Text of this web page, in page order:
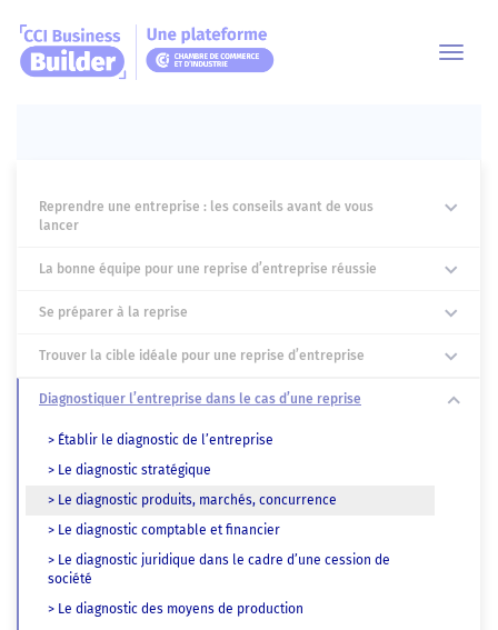
Reprendre une entreprise : les conseils avant de vous
lancer
La bonne équipe pour une reprise d’entreprise réussie
Se préparer à la reprise
Trouver la cible idéale pour une reprise d’entreprise
Diagnostiquer l’entreprise dans le cas d’une reprise
> Établir le diagnostic de l’entreprise
> Le diagnostic stratégique
> Le diagnostic produits, marchés, concurrence
> Le diagnostic comptable et financier
> Le diagnostic juridique dans le cadre d’une cession de
société
> Le diagnostic des moyens de production